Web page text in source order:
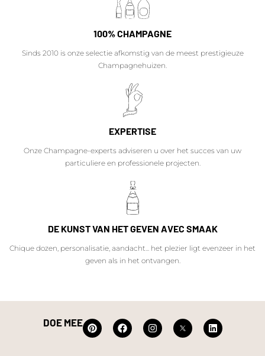
100% CHAMPAGNE
Sinds 2010 is onze selectie afkomstig van de meest prestigieuze
Champagnehuizen.
EXPERTISE
Onze Champagne-experts adviseren u over het succes van uw
particuliere en professionele projecten.
DE KUNST VAN HET GEVEN AVEC SMAAK
Chique dozen, personalisatie, aandacht... het plezier ligt evenzeer in het
geven als in het ontvangen.
DOE MEE